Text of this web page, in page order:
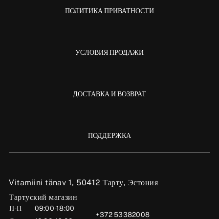
Vitamiini tänav 1, 50412 Тарту, Эстония
Тартуский магазин
П-П
09:00-18:00
+372 53382008
ПОЛИТИКА ПРИВАТНОСТИ
УСЛОВИЯ ПРОДАЖИ
ДОСТАВКА И ВОЗВРАТ
ПОДДЕРЖКА